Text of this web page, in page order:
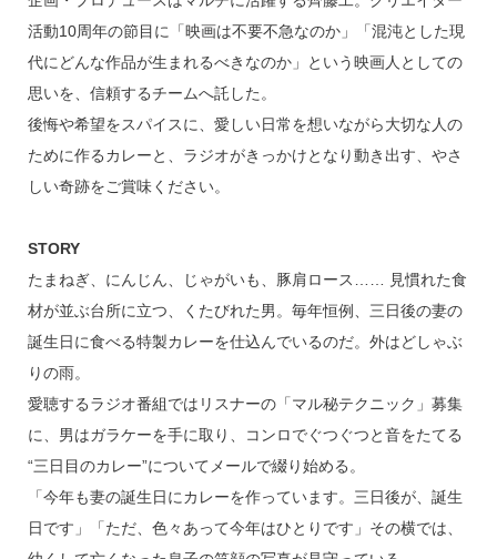
活動10周年の節目に「映画は不要不急なのか」「混沌とした現
代にどんな作品が生まれるべきなのか」という映画人としての
思いを、信頼するチームへ託した。
後悔や希望をスパイスに、愛しい日常を想いながら大切な人の
ために作るカレーと、ラジオがきっかけとなり動き出す、やさ
しい奇跡をご賞味ください。
STORY
たまねぎ、にんじん、じゃがいも、豚肩ロース…… 見慣れた食
材が並ぶ台所に立つ、くたびれた男。毎年恒例、三日後の妻の
誕生日に食べる特製カレーを仕込んでいるのだ。外はどしゃぶ
りの雨。
愛聴するラジオ番組ではリスナーの「マル秘テクニック」募集
に、男はガラケーを手に取り、コンロでぐつぐつと音をたてる
“三日目のカレー”についてメールで綴り始める。
「今年も妻の誕生日にカレーを作っています。三日後が、誕生
日です」「ただ、色々あって今年はひとりです」その横では、